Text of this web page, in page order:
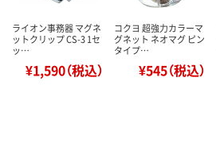
ライオン事務器 マグネ
ットクリップ CS-3 1セ
ッ…
¥1,590（税込）
コクヨ 超強力カラーマ
グネット ネオマグ ピン
タイプ…
¥545（税込）